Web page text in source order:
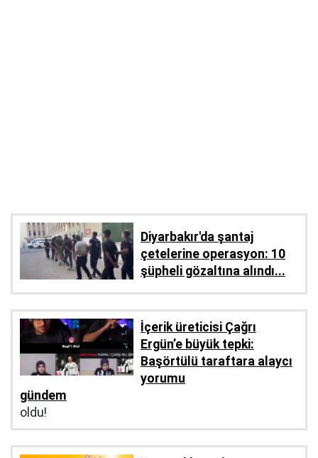
Diyarbakır'da şantaj
çetelerine operasyon: 10
şüpheli gözaltına alındı...
İçerik üreticisi Çağrı
Ergün’e büyük tepki:
Başörtülü taraftara alaycı
yorumu
gündem
oldu!